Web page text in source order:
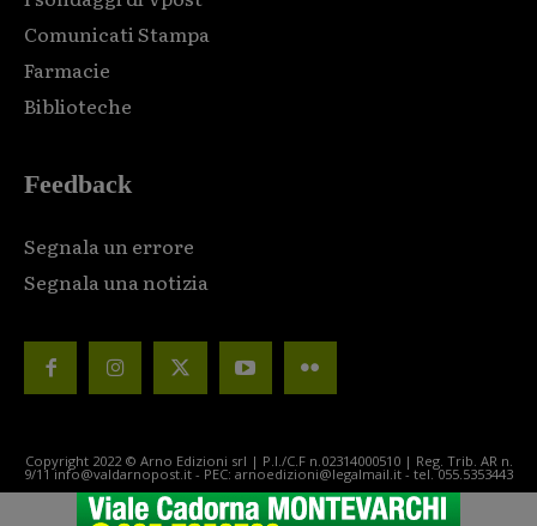
Comunicati Stampa
Farmacie
Biblioteche
Feedback
Segnala un errore
Segnala una notizia
Copyright 2022 © Arno Edizioni srl | P.I./C.F n.02314000510 | Reg. Trib. AR n.
9/11 info@valdarnopost.it - PEC: arnoedizioni@legalmail.it - tel. 055.5353443